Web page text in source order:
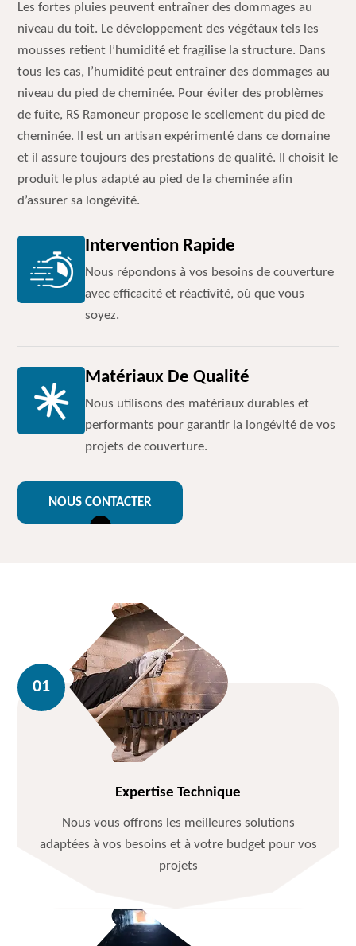
Les fortes pluies peuvent entraîner des dommages au
niveau du toit. Le développement des végétaux tels les
mousses retient l’humidité et fragilise la structure. Dans
tous les cas, l’humidité peut entraîner des dommages au
niveau du pied de cheminée. Pour éviter des problèmes
de fuite, RS Ramoneur propose le scellement du pied de
cheminée. Il est un artisan expérimenté dans ce domaine
et il assure toujours des prestations de qualité. Il choisit le
produit le plus adapté au pied de la cheminée afin
d’assurer sa longévité.
Intervention Rapide
Nous répondons à vos besoins de couverture
avec efficacité et réactivité, où que vous
soyez.
Matériaux De Qualité
Nous utilisons des matériaux durables et
performants pour garantir la longévité de vos
projets de couverture.
NOUS CONTACTER
Expertise Technique
Nous vous offrons les meilleures solutions
adaptées à vos besoins et à votre budget pour vos
projets